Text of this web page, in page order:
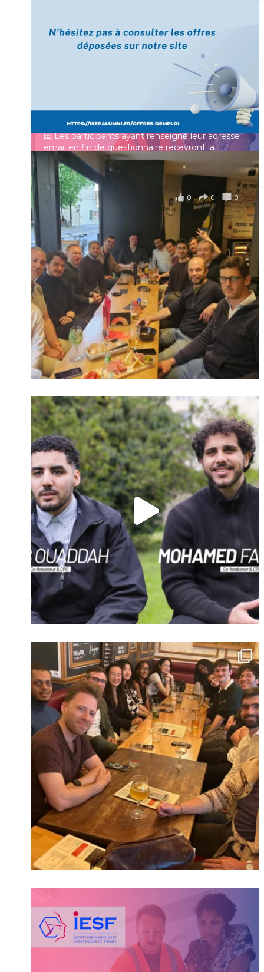
Charger plus Suivre sur Instagram
[Enquête IESF 2026] Top départ 🚀
👩‍🎓 Ingénieurs diplômés, vous avez jusqu’au 31
mai pour participer et faire entendre votre voix !
Depuis plus de 60 ans, cette enquête vise à établir
un panorama complet de la situation socio-
professionnelle des ingénieurs et scientifiques
français.
📧 Les participants ayant renseigné leur adresse
email en fin de questionnaire recevront la
synthèse des résultats...Voir plus
il y a 4 mois
0 0 0
Voir sur Facebook
Prénom
Mot de passe
Se souvenir de moi
Connexion
Identifiant oublié ?
Mot de passe
oublié ?